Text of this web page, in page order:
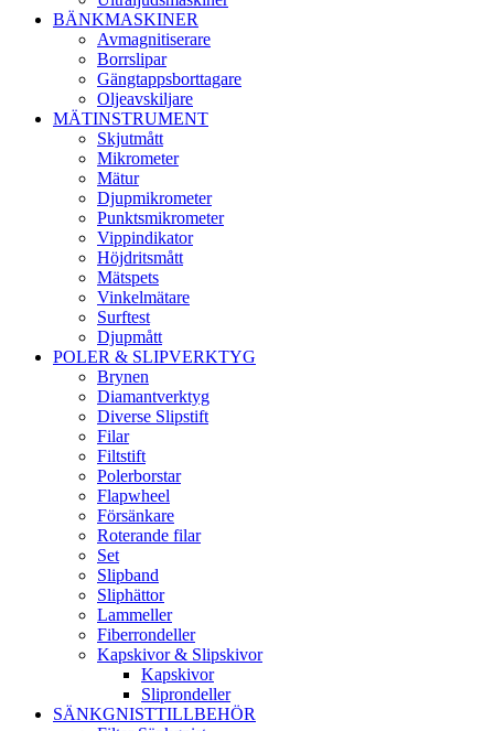
BÄNKMASKINER
Avmagnitiserare
Borrslipar
Gängtappsborttagare
Oljeavskiljare
MÄTINSTRUMENT
Skjutmått
Mikrometer
Mätur
Djupmikrometer
Punktsmikrometer
Vippindikator
Höjdritsmått
Mätspets
Vinkelmätare
Surftest
Djupmått
POLER & SLIPVERKTYG
Brynen
Diamantverktyg
Diverse Slipstift
Filar
Filtstift
Polerborstar
Flapwheel
Försänkare
Roterande filar
Set
Slipband
Sliphättor
Lammeller
Fiberrondeller
Kapskivor & Slipskivor
Kapskivor
Sliprondeller
SÄNKGNISTTILLBEHÖR